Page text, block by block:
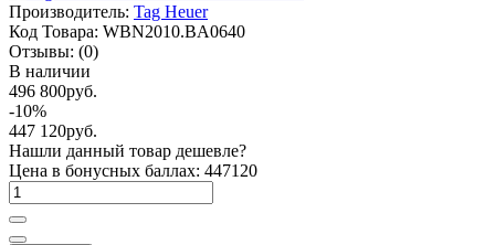
Производитель: Tag Heuer
Код Товара: WBN2010.BA0640
Отзывы: (0)
В наличии
496 800руб.
-10%
447 120руб.
Нашли данный товар дешевле?
Цена в бонусных баллах: 447120